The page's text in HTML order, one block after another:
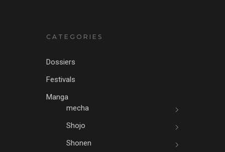
CATEGORIES
Dossiers
Festivals
Manga
mecha
Shojo
Shonen